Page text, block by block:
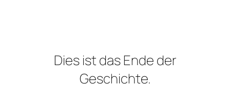
Dies ist das Ende der
Geschichte.